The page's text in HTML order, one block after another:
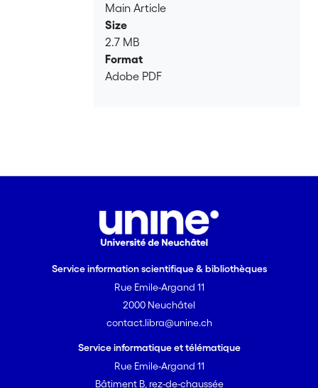
Main Article
Size
2.7 MB
Format
Adobe PDF
Service information scientifique & bibliothèques
Rue Emile-Argand 11
2000 Neuchâtel
contact.libra@unine.ch
Service informatique et télématique
Rue Emile-Argand 11
Bâtiment B, rez-de-chaussée